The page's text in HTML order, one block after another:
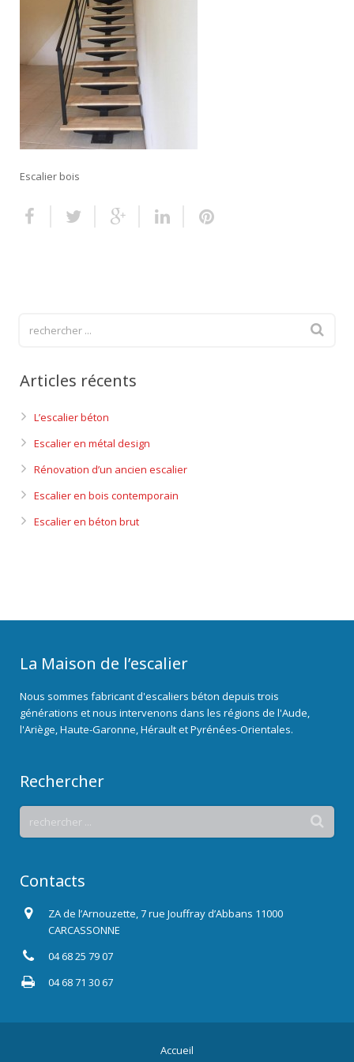
Escalier extérieur
Finitions pour escalier
Escalier bois
Articles récents
L’escalier béton
Escalier en métal design
Rénovation d’un ancien escalier
Escalier en bois contemporain
Escalier en béton brut
La Maison de l’escalier
Nous sommes fabricant d'escaliers béton depuis trois
générations et nous intervenons dans les régions de l'Aude,
l'Ariège, Haute-Garonne, Hérault et Pyrénées-Orientales.
Rechercher
Contacts
ZA de l’Arnouzette, 7 rue Jouffray d’Abbans 11000
CARCASSONNE
04 68 25 79 07
04 68 71 30 67
Accueil